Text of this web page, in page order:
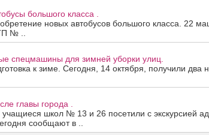
большого класса .
новых автобусов большого класса. 22
№ ..
спецмашины для зимней уборки улиц.
к зиме. Сегодня, 14 октября, получили два
главы города .
школ № 13 и 26 посетили с экскурсией
сообщают в ..